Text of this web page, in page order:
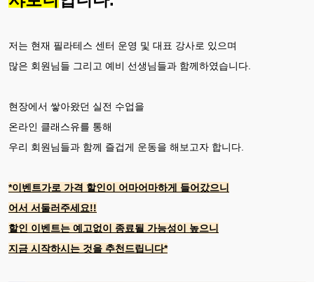
저는 현재 필라테스 센터 운영 및 대표 강사로 있으며
많은 회원님들 그리고 예비 선생님들과 함께하였습니다.
현장에서 쌓아왔던 실전 수업을
온라인 클래스유를 통해
우리 회원님들과 함께 즐겁게 운동을 해보고자 합니다.
*이벤트가로 가격 할인이 어마어마하게 들어갔으니
어서 서둘러주세요!!
할인 이벤트는 예고없이 종료될 가능성이 높으니
지금 시작하시는 것을 추천드립니다*